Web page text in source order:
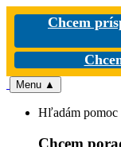
Chcem
Menu ▲
Hľadám pomoc
Chcem